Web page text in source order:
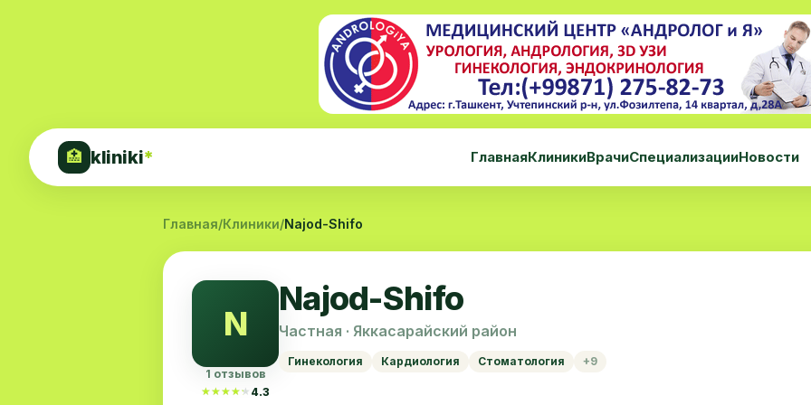
🏥 kliniki* ГлавнаяКлиникиВрачиСпециализацииНовости
Главная/Клиники/Najod-Shifo
N
1 отзывов
★★★★★
★★★★★ 4.3
Najod-Shifo
Частная · Яккасарайский район
Гинекология Кардиология Стоматология +9